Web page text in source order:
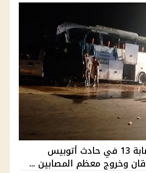
وفاة طفل وإصابة 13 في حادث أتوبيس
وخروج معظم المصابين ...